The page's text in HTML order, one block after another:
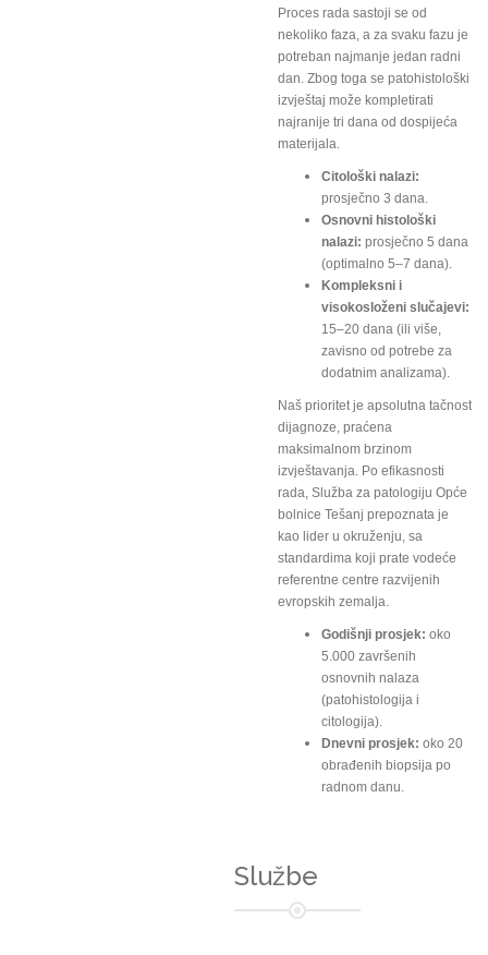
Proces rada sastoji se od
nekoliko faza, a za svaku fazu je
potreban najmanje jedan radni
dan. Zbog toga se patohistološki
izvještaj može kompletirati
najranije tri dana od dospijeća
materijala.
Citološki nalazi:
prosječno 3 dana.
Osnovni histološki
nalazi: prosječno 5 dana
(optimalno 5–7 dana).
Kompleksni i
visokosloženi slučajevi:
15–20 dana (ili više,
zavisno od potrebe za
dodatnim analizama).
Naš prioritet je apsolutna tačnost
dijagnoze, praćena
maksimalnom brzinom
izvještavanja. Po efikasnosti
rada, Služba za patologiju Opće
bolnice Tešanj prepoznata je
kao lider u okruženju, sa
standardima koji prate vodeće
referentne centre razvijenih
evropskih zemalja.
Godišnji prosjek: oko
5.000 završenih
osnovnih nalaza
(patohistologija i
citologija).
Dnevni prosjek: oko 20
obrađenih biopsija po
radnom danu.
Službe